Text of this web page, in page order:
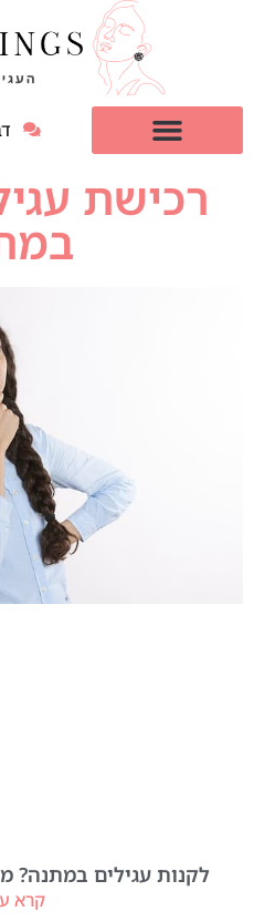
רכישת
לקנות עגילים במתנה?
קרא